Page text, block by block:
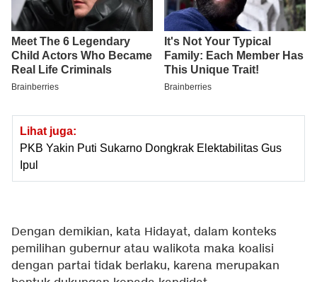
Lihat juga:
PKB Yakin Puti Sukarno Dongkrak Elektabilitas Gus
Ipul
Dengan demikian, kata Hidayat, dalam konteks
pemilihan gubernur atau walikota maka koalisi
dengan partai tidak berlaku, karena merupakan